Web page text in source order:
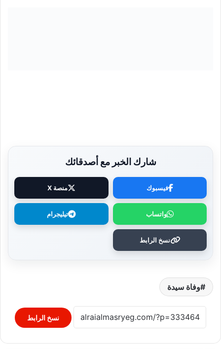
شارك الخبر مع أصدقائك
فيسبوك منصة X
واتساب تيليجرام
نسخ الرابط
وفاة سيدة
نسخ الرابط